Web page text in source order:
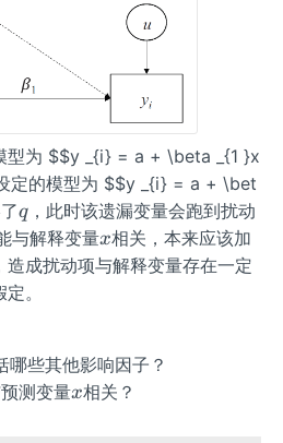
型为 $$y _{i} = a + \beta _{1 }x
定的模型为 $$y _{i} = a + \bet
q
q，此时该遗漏变量会跑到扰动
与解释变量x
x相关，本来应该加
成扰动项与解释变量存在一定
。
哪些其他影响因子？
测变量x
x相关？